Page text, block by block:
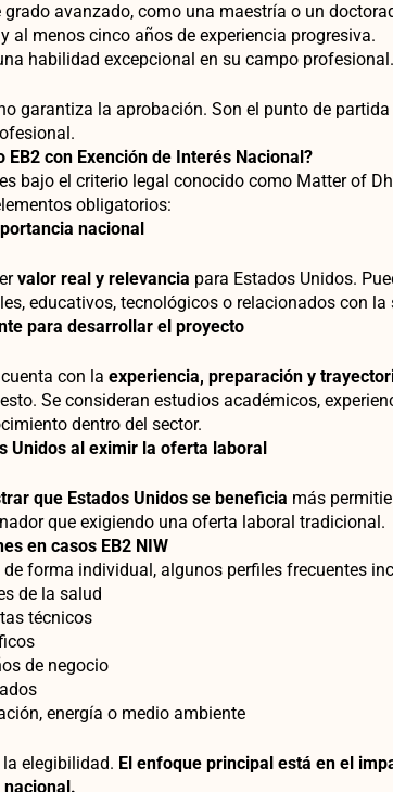
avanzado, como una maestría o un
al menos cinco años de experiencia progresiva.
habilidad excepcional en su campo profesional.
garantiza la aprobación. Son el punto de partida
EB2 con Exención de Interés Nacional?
bajo el criterio legal conocido como Matter of
obligatorios:
nacional
valor real y relevancia para Estados Unidos.
educativos, tecnológicos o relacionados con la
para desarrollar el proyecto
cuenta con laexperiencia, preparación y
Se consideran estudios académicos,
dentro del sector.
Unidos al eximir la oferta laboral
que Estados Unidos se beneficia más
que exigiendo una oferta laboral tradicional.
en casos EB2 NIW
forma individual, algunos perfiles frecuentes
de la salud
técnicos
de negocio
energía o medio ambiente
la elegibilidad. El enfoque principal está en el